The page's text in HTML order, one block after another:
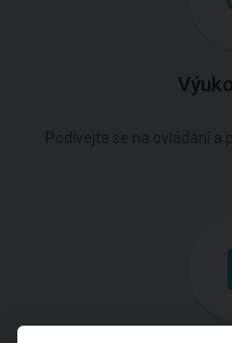
Podívejte se na ovládání a